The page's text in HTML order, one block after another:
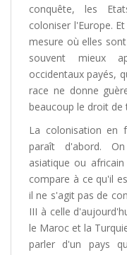
conquête, les
coloniser l'Europe.
mesure où elles
souvent mieux
occidentaux payés,
race ne donne
beaucoup le droit de
La colonisation en
paraît d'abord.
asiatique ou
compare à ce qu'il
il ne s'agit pas de
III à celle
le Maroc et la
parler d'un pays